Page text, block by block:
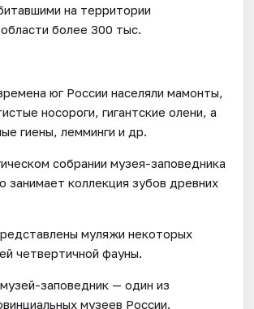
на территории
более 300 тыс.
юг России населяли мамонты,
носороги, гигантские олени, а
гиены, лемминги и др.
собрании музея-заповедника
занимает коллекция зубов древних
муляжи некоторых
четвертичной фауны.
заповедник — один из
музеев России.